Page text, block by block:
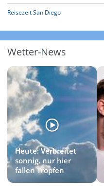
Reisezeit San Diego
Wetter-News
Heute: Verbreitet
sonnig, nur hier
fallen Tropfen